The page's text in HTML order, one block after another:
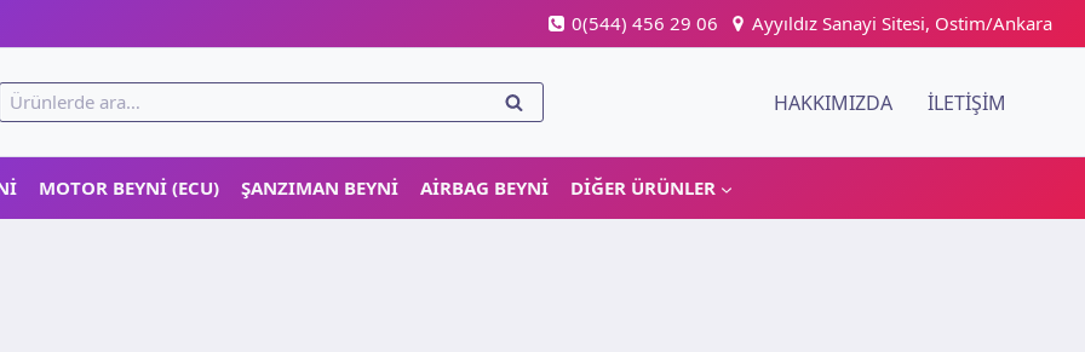
0(544) 456 29 06 Ayyıldız Sanayi Sitesi, Ostim/Ankara
Ara:
ARA HAKKIMIZDA İLETIŞIM
MOTOR BEYNI (ECU) ŞANZIMAN BEYNI AIRBAG BEYNI DIĞER ÜRÜNLER